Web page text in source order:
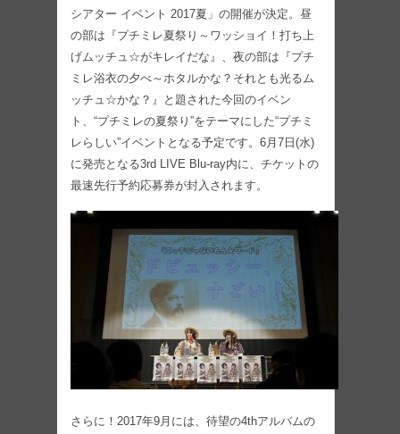
シアター イベント 2017夏」の開催が決定。昼
の部は『プチミレ夏祭り～ワッショイ！打ち上
げムッチュ☆がキレイだな』、夜の部は『プチ
ミレ浴衣の夕べ～ホタルかな？それとも光るム
ッチュ☆かな？』と題された今回のイベン
ト、“プチミレの夏祭り”をテーマにした“プチミ
レらしい”イベントとなる予定です。6月7日(水)
に発売となる3rd LIVE Blu-ray内に、チケットの
最速先行予約応募券が封入されます。
さらに！2017年9月には、待望の4thアルバムの